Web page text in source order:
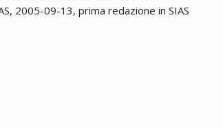
2005-09-13, prima redazione in SIAS